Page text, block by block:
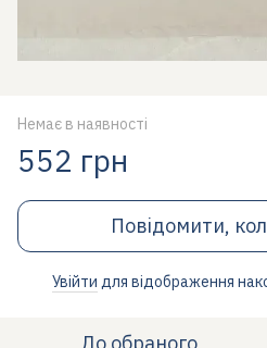
Немає в наявності
552 грн
Повідомити,
Увійти для відображення